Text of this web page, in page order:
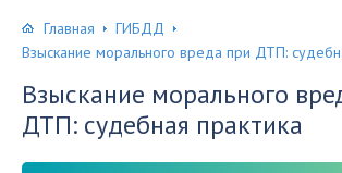
Главная
ГИБДД
Взыскание морального вреда при ДТП:
Взыскание морального
ДТП: судебная практика